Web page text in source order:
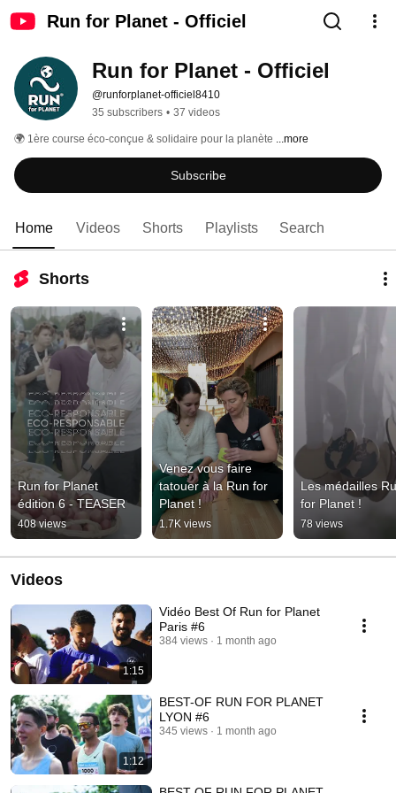
Run for Planet - Officiel
Run for Planet - Officiel
@runforplanet-officiel8410
35 subscribers • 37 videos
🌍 1ère course éco-conçue & solidaire pour la planète ...more
Subscribe
Home Videos Shorts Playlists Search
Shorts
Run for Planet
édition 6 - TEASER
408 views
Venez vous faire
tatouer à la Run for
Planet !
1.7K views
Les médailles
for Planet !
78 views
Videos
1:15
Vidéo Best Of Run for Planet
Paris #6
384 views 1 month ago
1:12
BEST-OF RUN FOR PLANET
LYON #6
345 views 1 month ago